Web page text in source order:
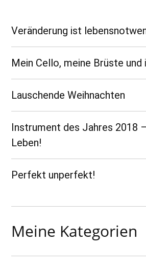
Veränderung ist
Mein Cello, meine Brüste und
Lauschende Weihnachten
Instrument des Jahres 2018
Leben!
Perfekt unperfekt!
Meine Kategorien